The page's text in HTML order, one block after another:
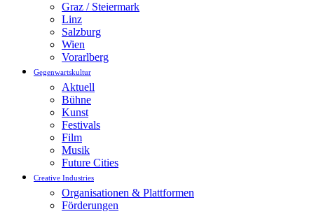
Graz / Steiermark
Linz
Salzburg
Wien
Vorarlberg
Gegenwartskultur
Aktuell
Bühne
Kunst
Festivals
Film
Musik
Future Cities
Creative Industries
Organisationen & Plattformen
Förderungen